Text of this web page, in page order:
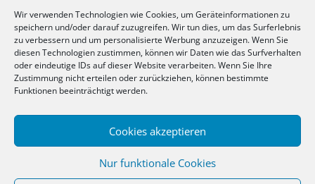
Wir verwenden Technologien wie Cookies, um Geräteinformationen zu
speichern und/oder darauf zuzugreifen. Wir tun dies, um das Surferlebnis
zu verbessern und um personalisierte Werbung anzuzeigen. Wenn Sie
diesen Technologien zustimmen, können wir Daten wie das Surfverhalten
oder eindeutige IDs auf dieser Website verarbeiten. Wenn Sie Ihre
Zustimmung nicht erteilen oder zurückziehen, können bestimmte
Funktionen beeinträchtigt werden.
Cookies akzeptieren
Nur funktionale Cookies
BLOGGERAMT